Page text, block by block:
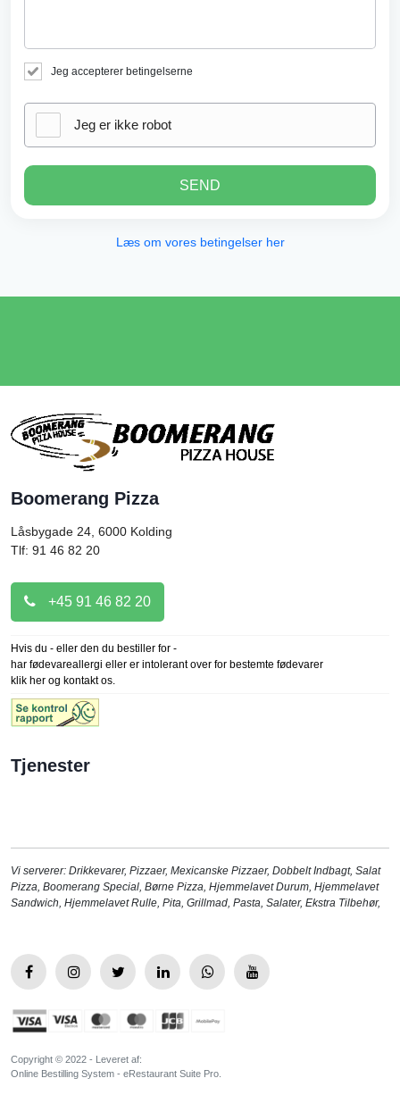
Jeg accepterer betingelserne
Jeg er ikke robot
SEND
Læs om vores betingelser her
Boomerang Pizza
Låsbygade 24, 6000 Kolding
Tlf: 91 46 82 20
+45 91 46 82 20
Hvis du - eller den du bestiller for -
har fødevareallergi eller er intolerant over for bestemte fødevarer
klik her og kontakt os.
Tjenester
Vi serverer: Drikkevarer, Pizzaer, Mexicanske Pizzaer, Dobbelt Indbagt, Salat
Pizza, Boomerang Special, Børne Pizza, Hjemmelavet Durum, Hjemmelavet
Sandwich, Hjemmelavet Rulle, Pita, Grillmad, Pasta, Salater, Ekstra Tilbehør,
Copyright © 2022 - Leveret af:
Online Bestilling System - eRestaurant Suite Pro.